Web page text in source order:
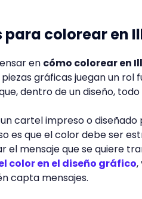
para colorear en
en cómo colorear en
gráficas juegan un
dentro de un diseño,
cartel impreso o
es que el color debe ser
el mensaje que se quiere
color en el diseño gráfico,
capta mensajes.